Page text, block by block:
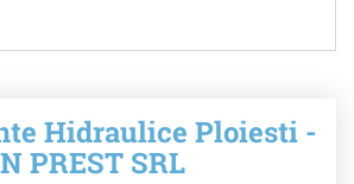
Hidraulice Ploiesti -
PREST SRL